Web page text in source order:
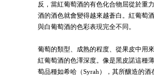
反，當紅葡萄酒的有色化合物屈從於重
酒的酒色就會變得越來越蒼白。紅葡萄
與白葡萄酒的色彩表現完全不同。
葡萄的類型、成熟的程度、從果皮中用
紅葡萄酒的色澤深度。像是黑皮諾這種
萄品種如希哈（Syrah），其所釀造的酒